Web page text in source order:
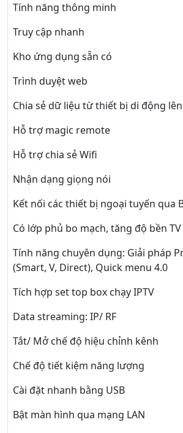
Tính năng thông minh
Truy cập nhanh
Kho ứng dụng sẵn có
Trình duyệt web
Chia sẻ dữ liệu từ thiết bị di động lên
Hỗ trợ magic remote
Hỗ trợ chia sẻ Wifi
Nhận dạng giọng nói
Kết nối các thiết bị ngoại tuyến qua
Có lớp phủ bo mạch, tăng độ bền TV
Tính năng chuyên dụng: Giải pháp
(Smart, V, Direct), Quick menu 4.0
Tích hợp set top box chạy IPTV
Data streaming: IP/ RF
Tắt/ Mở chế độ hiệu chỉnh kênh
Chế độ tiết kiệm năng lượng
Cài đặt nhanh bằng USB
Bật màn hình qua mạng LAN